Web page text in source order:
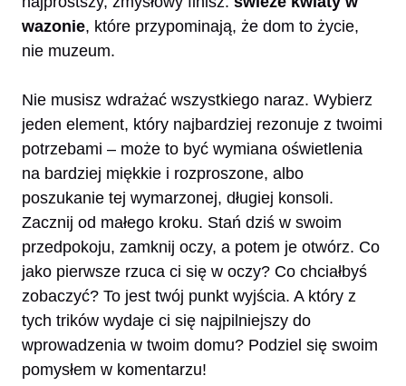
wazonie, które przypominają, że dom to życie,
nie muzeum.
Nie musisz wdrażać wszystkiego naraz. Wybierz
jeden element, który najbardziej rezonuje z twoimi
potrzebami – może to być wymiana oświetlenia
na bardziej miękkie i rozproszone, albo
poszukanie tej wymarzonej, długiej konsoli.
Zacznij od małego kroku. Stań dziś w swoim
przedpokoju, zamknij oczy, a potem je otwórz. Co
jako pierwsze rzuca ci się w oczy? Co chciałbyś
zobaczyć? To jest twój punkt wyjścia. A który z
tych trików wydaje ci się najpilniejszy do
wprowadzenia w twoim domu? Podziel się swoim
pomysłem w komentarzu!